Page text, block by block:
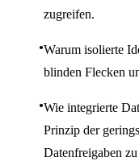
zugreifen.
Warum isolierte
blinden Flecken
Wie integrierte
Prinzip der
Datenfreigaben